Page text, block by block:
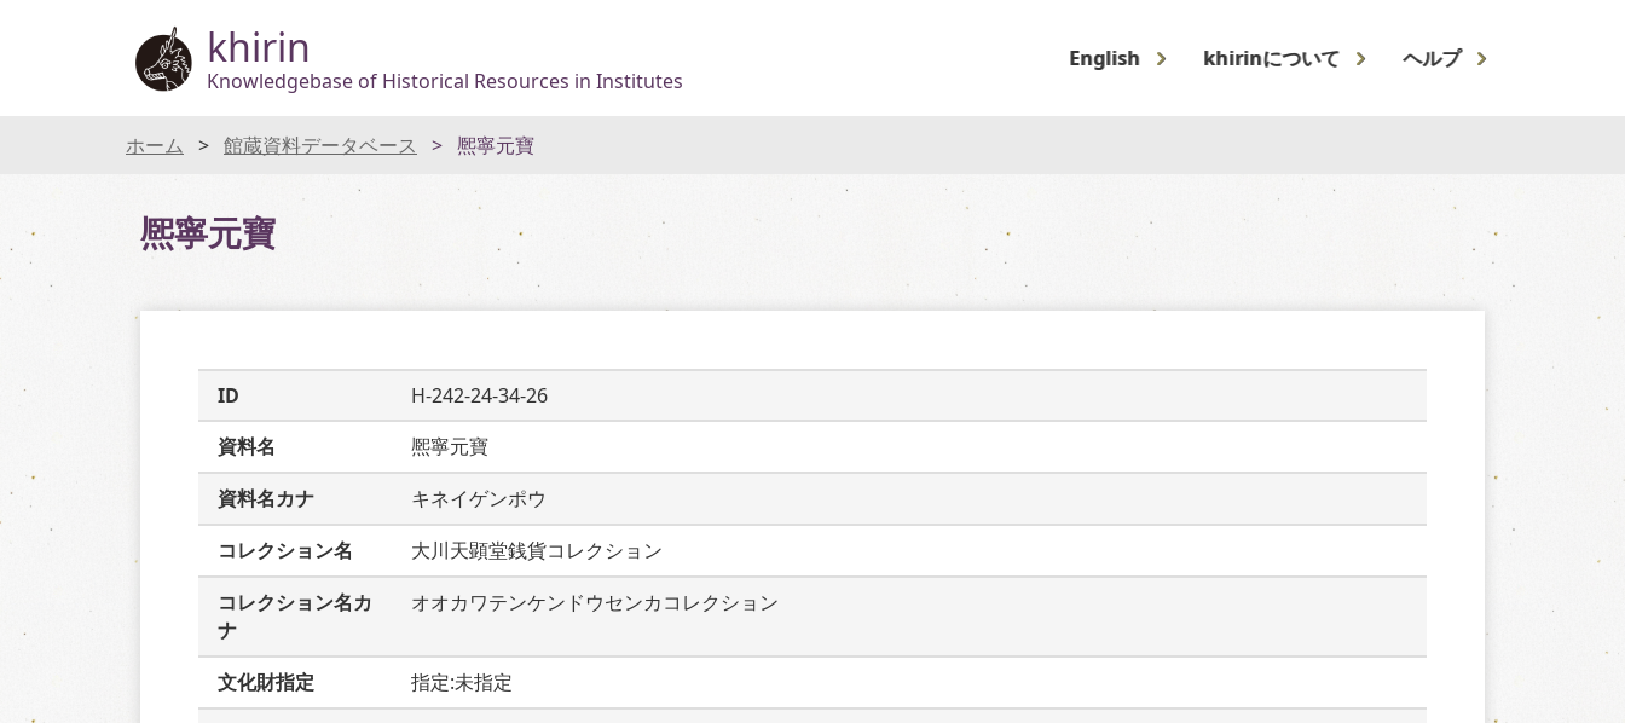
khirin
Knowledgebase of Historical Resources in Institutes
English khirinについて ヘルプ
ホーム 館蔵資料データベース 熈寧元寶
熈寧元寶
ID
H-242-24-34-26
資料名
熈寧元寶
資料名カナ
キネイゲンポウ
コレクション名
大川天顕堂銭貨コレクション
コレクション名カ
ナ
オオカワテンケンドウセンカコレクション
文化財指定
指定:未指定